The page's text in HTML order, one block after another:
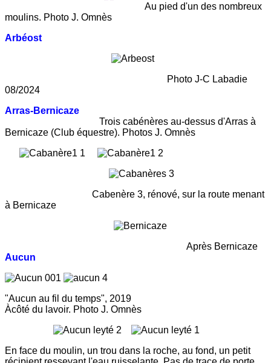
Au pied d'un des nombreux
moulins. Photo J. Omnès
Arbéost
Photo J-C Labadie
08/2024
Arras-Bernicaze
Trois cabénères au-dessus d'Arras à
Bernicaze (Club équestre). Photos J. Omnès
Cabenère 3, rénové, sur la route menant
à Bernicaze
Après Bernicaze
Aucun
"Aucun au fil du temps", 2019
Àcôté du lavoir. Photo J. Omnès
En face du moulin, un trou dans la roche, au fond, un petit